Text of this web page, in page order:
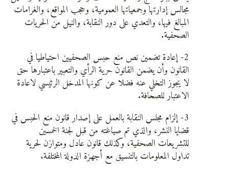
مجالس إدارتها وجمعياتها العمومية، وحجب المواقع، والغرامات
المبالغ فيها، والتعدي على دور النقابة، والنيل من الحريات
الصحفية.
2- إعادة تضمين نص منع حبس الصحفيين احتياطيا في
القانون وأن يضمن القانون حرية الرأي والتعبير باعتبارها حق
لا يجوز التخلي عنه فضلا عن كونها المدخل الرئيسي لاعادة
الاعتبار للصحافة.
3- إلزام مجلس النقابة بالعمل على إصدار قانون منع الحبس في
قضايا النشر، والذي تم صياغته من قبل لجنة الخمسين
للتشريعات الصحفية، وكذلك قانون عادل ومتوازن لحرية
تداول المعلومات بالتنسيق مع أجهزة الدولة المختلفة.